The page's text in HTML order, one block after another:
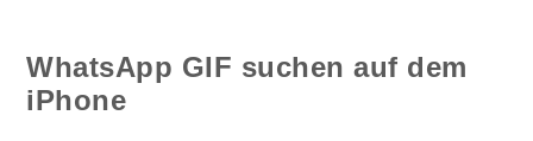
WhatsApp GIF suchen auf dem
iPhone